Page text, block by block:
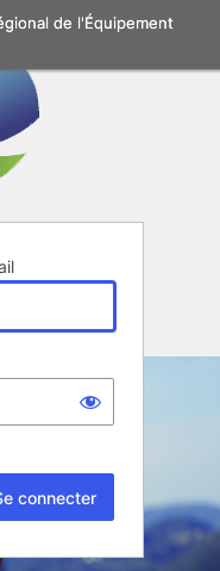
de l'Équipement